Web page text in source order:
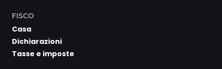
FISCO
Casa
Dichiarazioni
Tasse e imposte